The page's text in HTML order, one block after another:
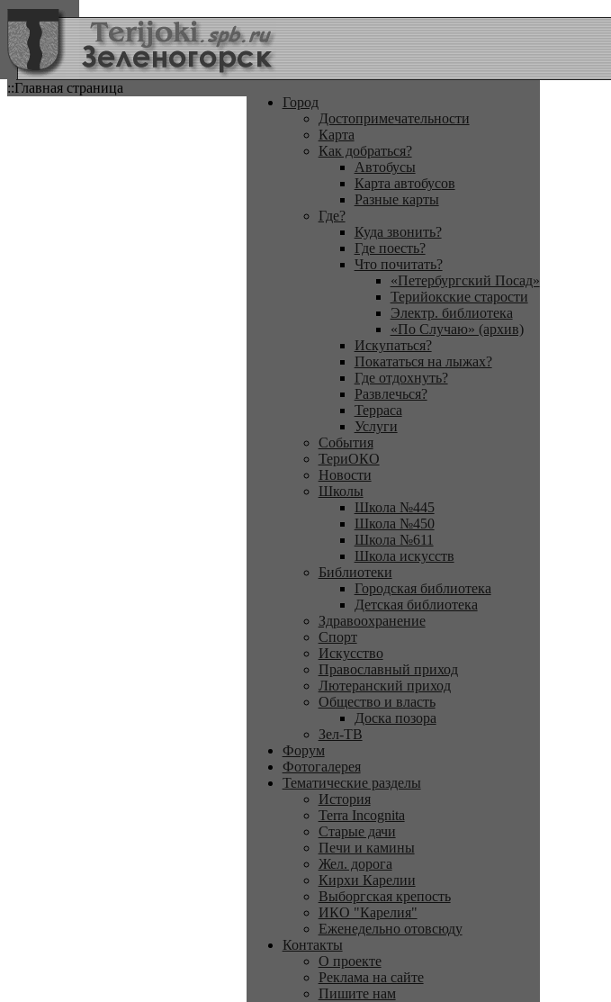
::Главная страница
Город
Достопримечательности
Карта
Как добраться?
Автобусы
Карта автобусов
Разные карты
Где?
Куда звонить?
Где поесть?
Что почитать?
«Петербургский Посад»
Терийокские старости
Электр. библиотека
«По Случаю» (архив)
Искупаться?
Покататься на лыжах?
Где отдохнуть?
Развлечься?
Терраса
Услуги
События
ТериОКО
Новости
Школы
Школа №445
Школа №450
Школа №611
Школа искусств
Библиотеки
Городская библиотека
Детская библиотека
Здравоохранение
Спорт
Искусство
Православный приход
Лютеранский приход
Общество и власть
Доска позора
Зел-ТВ
Форум
Фотогалерея
Тематические разделы
История
Terra Incognita
Старые дачи
Печи и камины
Жел. дорога
Кирхи Карелии
Выборгская крепость
ИКО "Карелия"
Еженедельно отовсюду
Контакты
О проекте
Реклама на сайте
Пишите нам